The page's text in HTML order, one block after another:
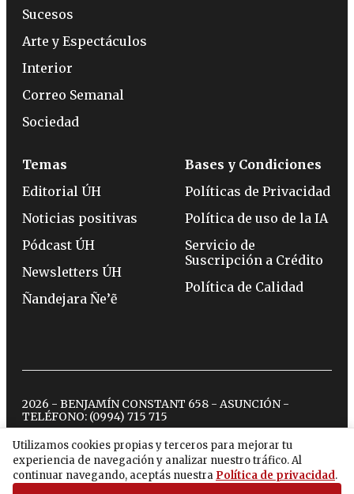
Utilizamos cookies propias y terceros para mejorar tu
experiencia de navegación y analizar nuestro tráfico. Al
continuar navegando, aceptás nuestra Política de privacidad.
Sucesos
Arte y Espectáculos
Interior
Correo Semanal
Sociedad
Temas
Editorial ÚH
Noticias positivas
Pódcast ÚH
Newsletters ÚH
Ñandejara Ñe’ẽ
Bases y Condiciones
Políticas de Privacidad
Política de uso de la IA
Servicio de
Suscripción a Crédito
Política de Calidad
2026 - BENJAMÍN CONSTANT 658 - ASUNCIÓN -
TELÉFONO: (0994) 715 715
twitterinstagram
facebook
tiktokyoutubespotify